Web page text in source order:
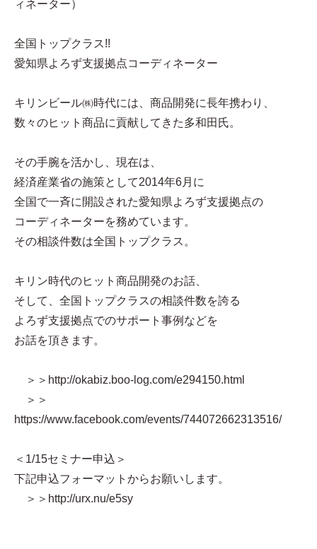
ィネーター）
全国トップクラス!!
愛知県よろず支援拠点コーディネーター
キリンビール㈱時代には、商品開発に長年携わり、
数々のヒット商品に貢献してきた多和田氏。
その手腕を活かし、現在は、
経済産業省の施策として2014年6月に
全国で一斉に開設された愛知県よろず支援拠点の
コーディネーターを務めています。
その相談件数は全国トップクラス。
キリン時代のヒット商品開発のお話、
そして、全国トップクラスの相談件数を誇る
よろず支援拠点でのサポート事例などを
お話を頂きます。
＞＞http://okabiz.boo-log.com/e294150.html
＞＞
https://www.facebook.com/events/744072662313516/
＜1/15セミナー申込＞
下記申込フォーマットからお願いします。
＞＞http://urx.nu/e5sy